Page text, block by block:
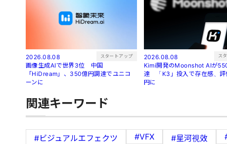
2026.08.08 スタートアップ
画像生成AIで世界3位 中国
「HiDream」、350億円調達でユニコ
ーンに
2026.08.08 ス
Kimi開発のMoonshot AIが
達 「K3」投入で存在感、評
円に
関連キーワード
#ビジュアルエフェクツ #VFX #星河視效